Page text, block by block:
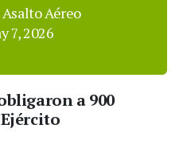
Aéreo
7, 2026
a 900